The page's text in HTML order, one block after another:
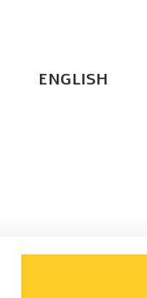
ENGLISH